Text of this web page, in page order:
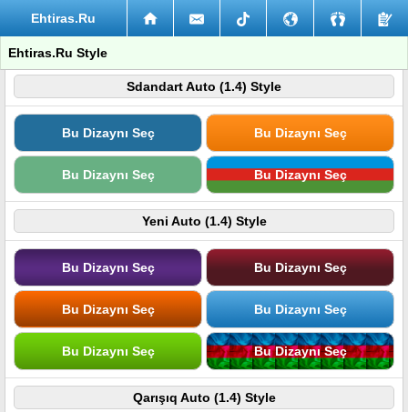
Ehtiras.Ru
Ehtiras.Ru Style
Sdandart Auto (1.4) Style
Bu Dizaynı Seç Bu Dizaynı Seç
Bu Dizaynı Seç Bu Dizaynı Seç
Yeni Auto (1.4) Style
Bu Dizaynı Seç Bu Dizaynı Seç
Bu Dizaynı Seç Bu Dizaynı Seç
Bu Dizaynı Seç Bu Dizaynı Seç
Qarışıq Auto (1.4) Style